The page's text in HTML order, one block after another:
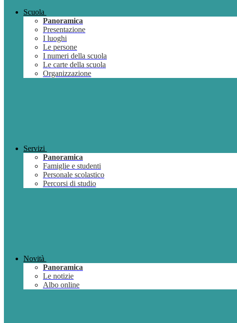
Scuola
Panoramica
Presentazione
I luoghi
Le persone
I numeri della scuola
Le carte della scuola
Organizzazione
Servizi
Panoramica
Famiglie e studenti
Personale scolastico
Percorsi di studio
Novità
Panoramica
Le notizie
Albo online